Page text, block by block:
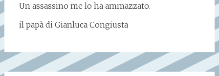
Un assassino me lo ha ammazzato.
il papà di Gianluca Congiusta